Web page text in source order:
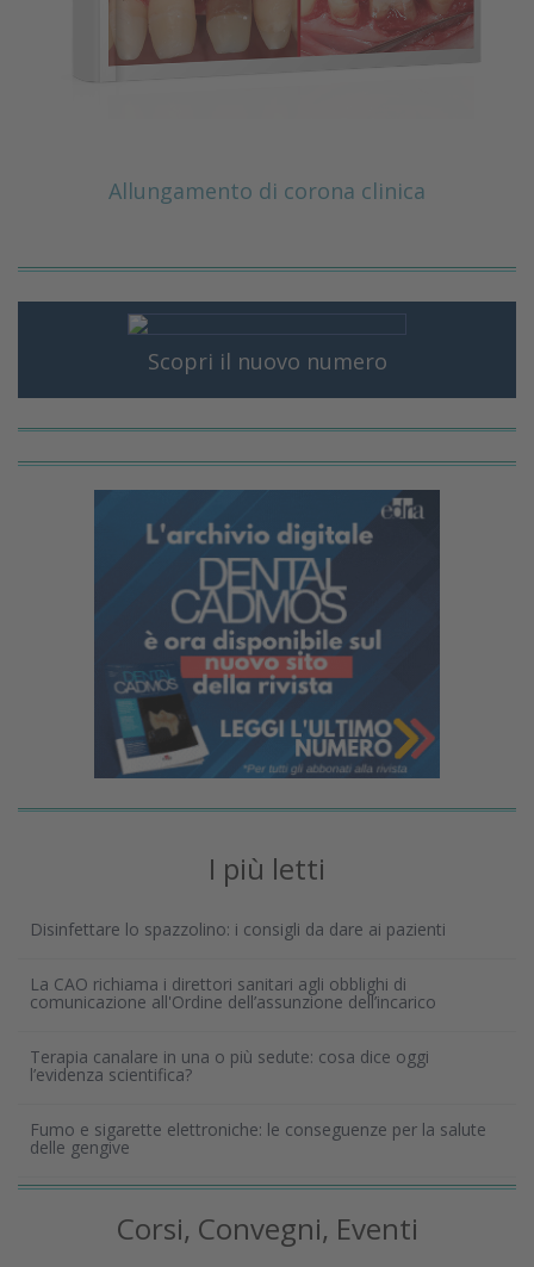
Allungamento di corona clinica
Scopri il nuovo numero
I più letti
Disinfettare lo spazzolino: i consigli da dare ai pazienti
La CAO richiama i direttori sanitari agli obblighi di
comunicazione all'Ordine dell’assunzione dell’incarico
Terapia canalare in una o più sedute: cosa dice oggi
l’evidenza scientifica?
Fumo e sigarette elettroniche: le conseguenze per la salute
delle gengive
Corsi, Convegni, Eventi